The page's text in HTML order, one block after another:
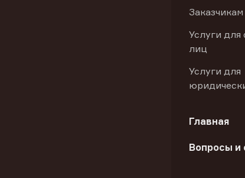
Заказчикам
Услуги для
лиц
Услуги для
Главная
Вопросы и